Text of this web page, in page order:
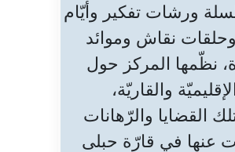
ورشات تفكير وأيّام
نقاش وموائد
نظّمها المركز حول
والقاريّة،
القضايا والرّهانات
عنها في قارّة حبلى